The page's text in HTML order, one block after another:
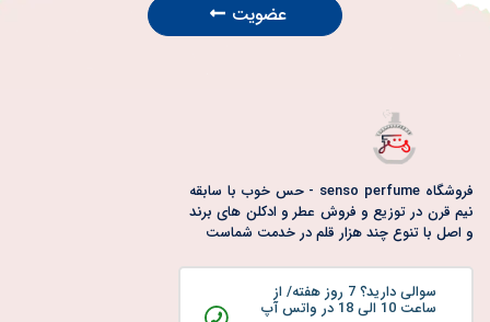
عضویت
فروشگاه senso perfume - حس خوب با سابقه
نیم قرن در توزیع و فروش عطر و ادکلن های برند
و اصل با تنوع چند هزار قلم در خدمت شماست
سوالی دارید؟ 7 روز هفته/ از
ساعت 10 الی 18 در واتس آپ